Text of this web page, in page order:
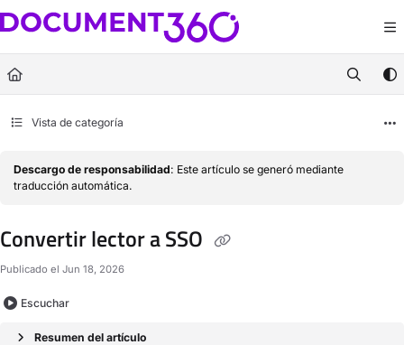
Documentation Index
Fetch the complete documentation index at:https://docs.document360.com/
Use this file to discover all available pages before exploring further.
Vista de categoría
Descargo de responsabilidad: Este artículo se generó mediante
traducción automática.
Convertir lector a SSO
Publicado el Jun 18, 2026
Escuchar
Resumen del artículo